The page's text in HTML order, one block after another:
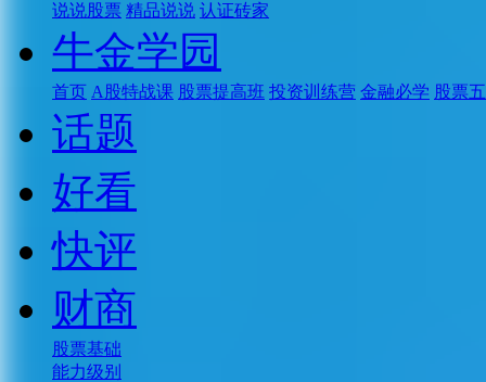
说说股票 精品说说 认证砖家
牛金学园
首页 A股特战课 股票提高班 投资训练营 金融必学 股票
话题
好看
快评
财商
股票基础
能力级别